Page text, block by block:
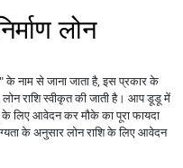
लोन
के नाम से जाना जाता है, इस प्रकार के
लोन राशि स्वीकृत की जाती है। आप डूडू में
लिए आवेदन कर मौके का पूरा फायदा
के अनुसार लोन राशि के लिए आवेदन